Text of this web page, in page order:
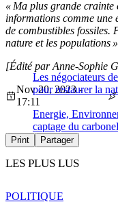
« Ma plus grande crainte
informations comme une
de combustibles fossiles.
nature et les populations »,
Les négociateurs
pour restaurer la
[Édité par Anne-Sophie
Nov 20, 2023 -
17:11
Energie,
captage du carbone
Print Partager
LES PLUS LUS
POLITIQUE